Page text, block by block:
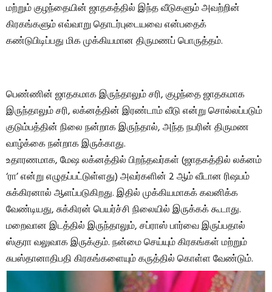
மற்றும் குழந்தையின் ஜாதகத்தில் இந்த வீடுகளும் அவற்றின்
கிரகங்களும் எவ்வாறு தொடர்புடையவை என்பதைக்
கண்டுபிடிப்பது மிக முக்கியமான திருமணப் பொருத்தம்.
பெண்ணின் ஜாதகமாக இருந்தாலும் சரி, குழந்தை ஜாதகமாக
இருந்தாலும் சரி, லக்னத்தின் இரண்டாம் வீடு என்று சொல்லப்படும்
குடும்பத்தின் நிலை நன்றாக இருந்தால், அந்த நபரின் திருமண
வாழ்க்கை நன்றாக இருக்காது.
உதாரணமாக, மேஷ லக்னத்தில் பிறந்தவர்கள் (ஜாதகத்தில் லக்னம்
‘ரா’ என்று எழுதப்பட்டுள்ளது) அவர்களின் 2 ஆம் வீடான ரிஷபம்
சுக்கிரனால் ஆளப்படுகிறது. இதில் முக்கியமாகக் கவனிக்க
வேண்டியது, சுக்கிரன் பெயர்ச்சி நிலையில் இருக்கக் கூடாது.
மறைவான இடத்தில் இருந்தாலும், சப்ராஸ் பார்வை இருப்பதால்
ஸ்குரா வலுவாக இருக்கும். நன்மை செய்யும் கிரகங்கள் மற்றும்
சுபஸ்தானாதிபதி கிரகங்களையும் கருத்தில் கொள்ள வேண்டும்.